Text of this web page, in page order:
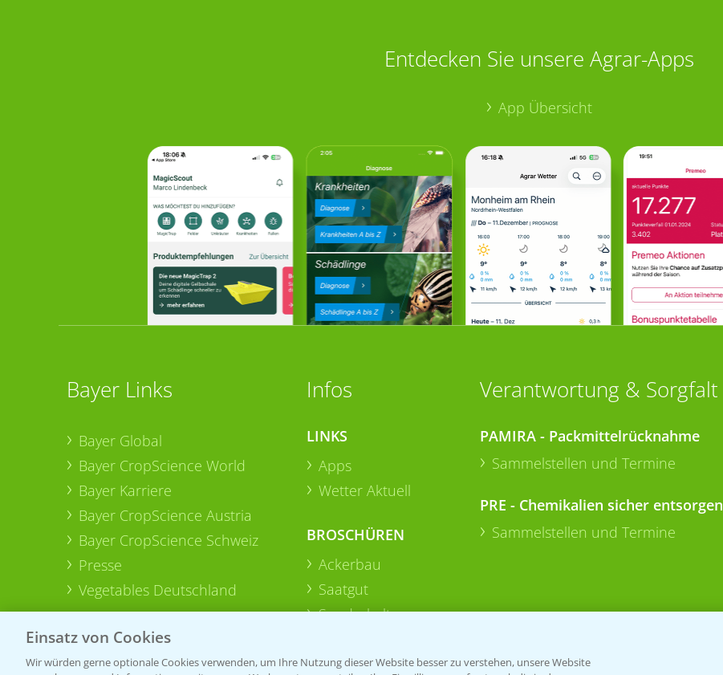
Entdecken Sie unsere Agrar-Apps
App Übersicht
Bayer Links
Bayer Global
Bayer CropScience World
Bayer Karriere
Bayer CropScience Austria
Bayer CropScience Schweiz
Presse
Vegetables Deutschland
Infos
LINKS
Apps
Wetter Aktuell
BROSCHÜREN
Ackerbau
Saatgut
Sonderkulturen
Verantwortung & Sorgfalt
PAMIRA - Packmittelrücknahme
Sammelstellen und Termine
PRE - Chemikalien sicher entsorgen
Sammelstellen und Termine
Einsatz von Cookies
Wir würden gerne optionale Cookies verwenden, um Ihre Nutzung dieser Website besser zu verstehen, unsere Website